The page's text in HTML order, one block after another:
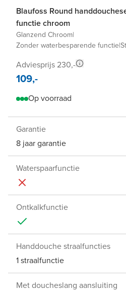
Blaufoss Round
functie chroom
Glanzend Chroom|
Zonder waterbesparende functie|
Adviesprijs 230,-
109,-
Op voorraad
Garantie
8 jaar garantie
Waterspaarfunctie
Ontkalkfunctie
Handdouche straalfuncties
1 straalfunctie
Met doucheslang aansluiting